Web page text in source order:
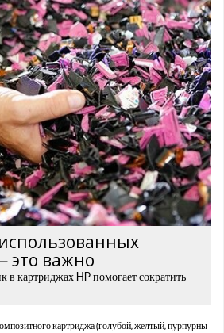
это важно
в картриджах HP помогает сократить
картриджа (голубой, желтый, пурпурны